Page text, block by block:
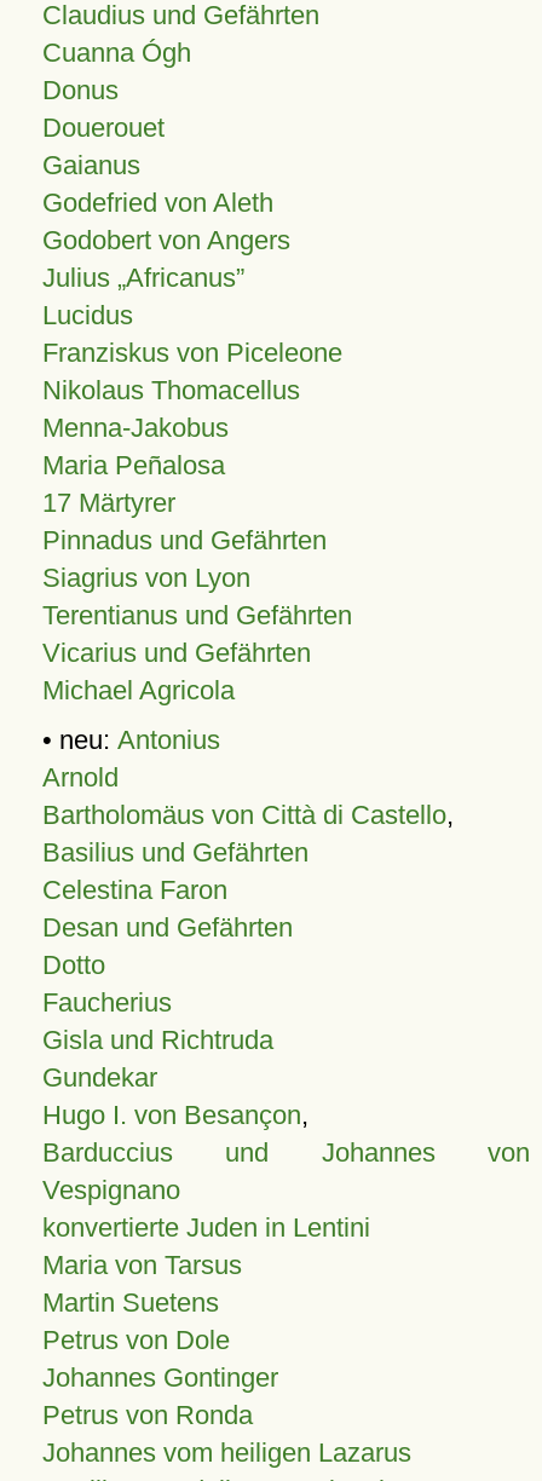
Claudius und Gefährten
Cuanna Ógh
Donus
Douerouet
Gaianus
Godefried von Aleth
Godobert von Angers
Julius Africanus
Lucidus
Franziskus von Piceleone
Nikolaus Thomacellus
Menna-Jakobus
Maria Peñalosa
17 Märtyrer
Pinnadus und Gefährten
Siagrius von Lyon
Terentianus und Gefährten
Vicarius und Gefährten
Michael Agricola
• neu: Antonius
Arnold
Bartholomäus von Città di Castello,
Basilius und Gefährten
Celestina Faron
Desan und Gefährten
Dotto
Faucherius
Gisla und Richtruda
Gundekar
Hugo I. von Besançon,
Barduccius und Johannes von
Vespignano
konvertierte Juden in Lentini
Maria von Tarsus
Martin Suetens
Petrus von Dole
Johannes Gontinger
Petrus von Ronda
Johannes vom heiligen Lazarus